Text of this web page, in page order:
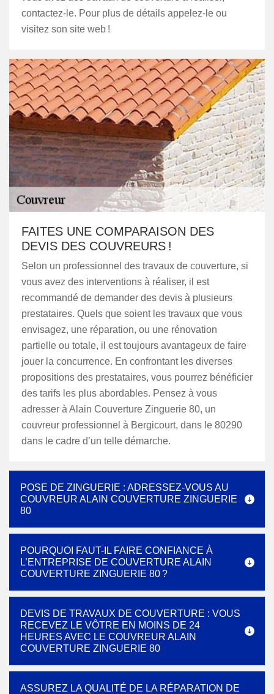
contactez-le. Pour plus de détails appelez-le ou
visitez son site web !
FAITES UNE COMPARAISON DES
DEVIS DES COUVREURS !
Selon un professionnel des travaux de couverture, si
vous avez des interventions à réaliser, il est
recommandé de demander des devis à plusieurs
prestataires. Quels que soient les travaux que vous
envisagez, une réparation, ou une rénovation
partielle ou totale, il est toujours avantageux de faire
jouer la concurrence. En confrontant les diverses
propositions des prestataires, vous pourrez bénéficier
des tarifs les plus abordables. Pensez à vous
adresser à Alain Couverture Zinguerie 80, un
couvreur professionnel à Bergicourt, dans le 80290
dans le cadre d’un telle démarche.
POSE DE ZINGUERIE : ADRESSEZ-VOUS AU
COUVREUR ALAIN COUVERTURE ZINGUERIE
80
POURQUOI FAUT-IL FAIRE CONFIANCE À
L’ENTREPRISE DE COUVERTURE ALAIN
COUVERTURE ZINGUERIE 80 ?
DEVIS DE TRAVAUX DE COUVERTURE : VOUS
RECEVEZ LE VÔTRE EN MOINS DE 24
HEURES AVEC LE COUVREUR ALAIN
COUVERTURE ZINGUERIE 80
ASSUREZ LA QUALITÉ DE LA RÉPARATION DE